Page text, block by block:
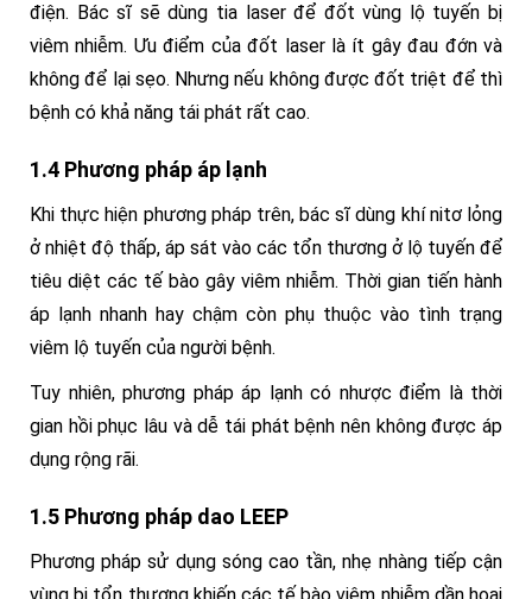
điện. Bác sĩ sẽ dùng tia laser để đốt vùng lộ tuyến bị
viêm nhiễm. Ưu điểm của đốt laser là ít gây đau đớn và
không để lại sẹo. Nhưng nếu không được đốt triệt để thì
bệnh có khả năng tái phát rất cao.
1.4 Phương pháp áp lạnh
Khi thực hiện phương pháp trên, bác sĩ dùng khí nitơ lỏng
ở nhiệt độ thấp, áp sát vào các tổn thương ở lộ tuyến để
tiêu diệt các tế bào gây viêm nhiễm. Thời gian tiến hành
áp lạnh nhanh hay chậm còn phụ thuộc vào tình trạng
viêm lộ tuyến của người bệnh.
Tuy nhiên, phương pháp áp lạnh có nhược điểm là thời
gian hồi phục lâu và dễ tái phát bệnh nên không được áp
dụng rộng rãi.
1.5 Phương pháp dao LEEP
Phương pháp sử dụng sóng cao tần, nhẹ nhàng tiếp cận